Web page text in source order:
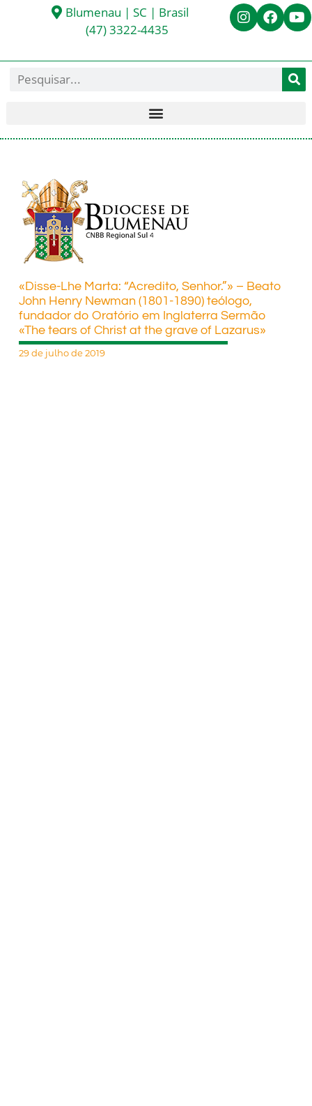
Blumenau | SC | Brasil
(47) 3322-4435
«Disse-Lhe Marta: “Acredito, Senhor.”» – Beato
John Henry Newman (1801-1890) teólogo,
fundador do Oratório em Inglaterra Sermão
«The tears of Christ at the grave of Lazarus»
29 de julho de 2019